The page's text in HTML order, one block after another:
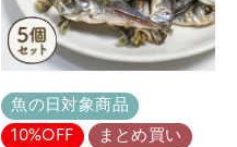
魚の日対象商品
10%OFF
まとめ買い